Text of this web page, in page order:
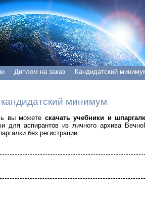
Диплом на заказ Кандидатский
минимум
вы можете скачать учебники и
для аспирантов из личного архива
без регистрации.